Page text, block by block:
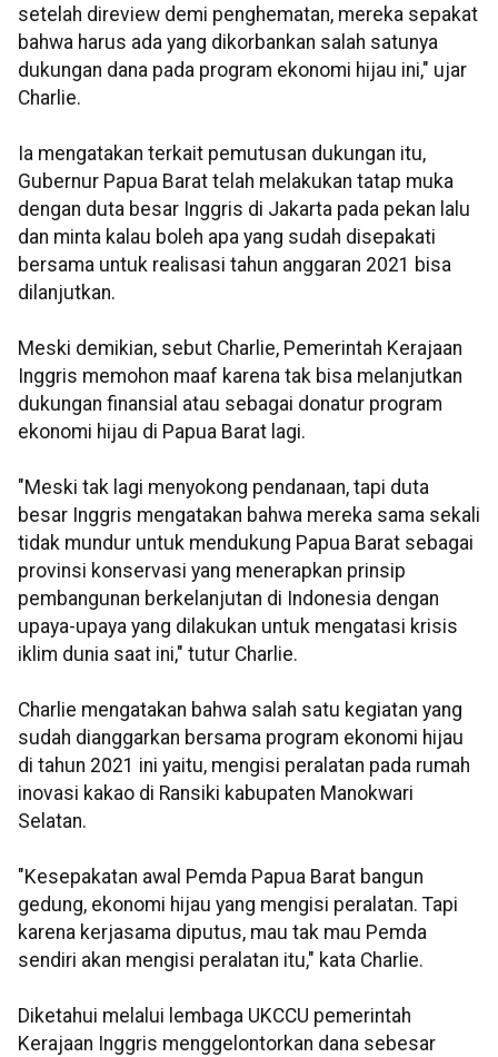
setelah direview demi penghematan, mereka sepakat
bahwa harus ada yang dikorbankan salah satunya
dukungan dana pada program ekonomi hijau ini," ujar
Charlie.
Ia mengatakan terkait pemutusan dukungan itu,
Gubernur Papua Barat telah melakukan tatap muka
dengan duta besar Inggris di Jakarta pada pekan lalu
dan minta kalau boleh apa yang sudah disepakati
bersama untuk realisasi tahun anggaran 2021 bisa
dilanjutkan.
Meski demikian, sebut Charlie, Pemerintah Kerajaan
Inggris memohon maaf karena tak bisa melanjutkan
dukungan finansial atau sebagai donatur program
ekonomi hijau di Papua Barat lagi.
"Meski tak lagi menyokong pendanaan, tapi duta
besar Inggris mengatakan bahwa mereka sama sekali
tidak mundur untuk mendukung Papua Barat sebagai
provinsi konservasi yang menerapkan prinsip
pembangunan berkelanjutan di Indonesia dengan
upaya-upaya yang dilakukan untuk mengatasi krisis
iklim dunia saat ini," tutur Charlie.
Charlie mengatakan bahwa salah satu kegiatan yang
sudah dianggarkan bersama program ekonomi hijau
di tahun 2021 ini yaitu, mengisi peralatan pada rumah
inovasi kakao di Ransiki kabupaten Manokwari
Selatan.
"Kesepakatan awal Pemda Papua Barat bangun
gedung, ekonomi hijau yang mengisi peralatan. Tapi
karena kerjasama diputus, mau tak mau Pemda
sendiri akan mengisi peralatan itu," kata Charlie.
Diketahui melalui lembaga UKCCU pemerintah
Kerajaan Inggris menggelontorkan dana sebesar